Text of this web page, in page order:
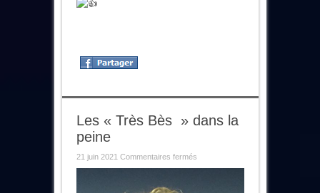
Les « Très Bès » dans la
peine
21 juin 2021 Commentaires ferméssur